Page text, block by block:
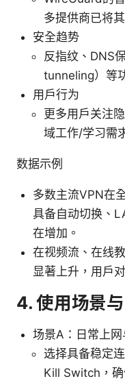
多提供商已将
安全趋势
反指纹、DNS
tunneling）等
用户行为
更多用户关注
域工作/学习需
数据示例
多数主流VPN在
具备自动切换、
在增加。
在视频流、在线
显著上升，用户
4. 使用场景
场景A：日常上
选择具备稳定
Kill Switch，确